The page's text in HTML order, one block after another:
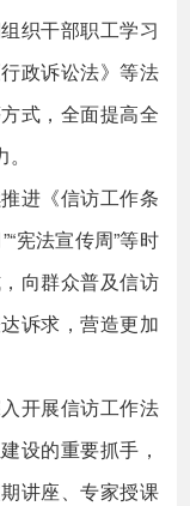
织干部职工学习
政诉讼法》等法
式，全面提高全
进《信访工作条
宪法宣传周”等时
向群众普及信访
诉求，营造更加
开展信访工作法
设的重要抓手，
讲座、专家授课